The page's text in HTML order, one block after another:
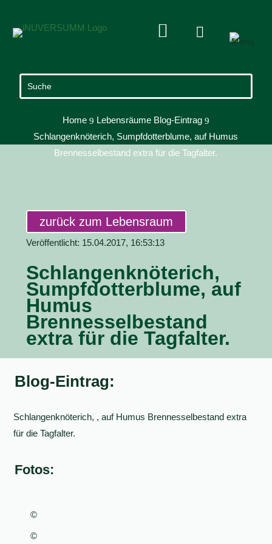
 
Home 9 Lebensräume Blog-Eintrag 9
Schlangenknöterich, Sumpfdotterblume, auf Humus
Brennesselbestand extra für die Tagfalter.
zurück zum Lebensraum
Veröffentlicht: 15.04.2017, 16:53:13
Schlangenknöterich,
Sumpfdotterblume, auf
Humus
Brennesselbestand
extra für die Tagfalter.
Blog-Eintrag:
Schlangenknöterich, , auf Humus Brennesselbestand extra
für die Tagfalter.
Fotos:
©
©